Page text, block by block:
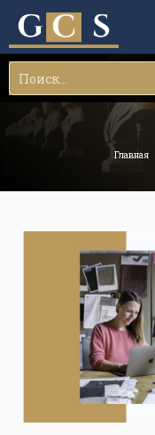
Главная